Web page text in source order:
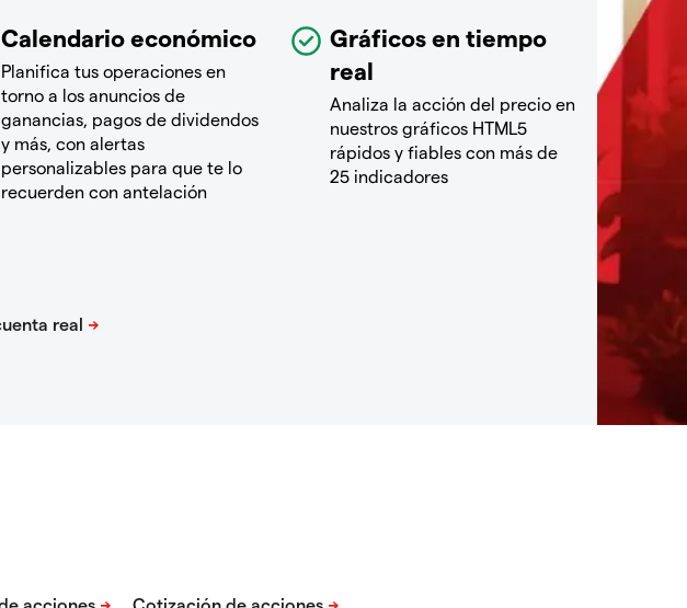
Calendario económico
Planifica tus operaciones en
torno a los anuncios de
ganancias, pagos de dividendos
y más, con alertas
personalizables para que te lo
recuerden con antelación
Gráficos en tiempo
real
Analiza la acción del precio en
nuestros gráficos HTML5
rápidos y fiables con más de
25 indicadores